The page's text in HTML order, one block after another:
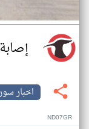
اخبار
ND07GR